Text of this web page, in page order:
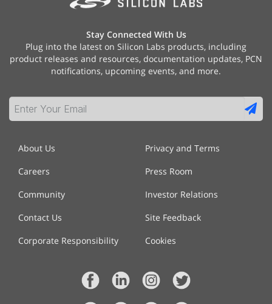
Stay Connected With Us
Plug into the latest on Silicon Labs products, including
product releases and resources, documentation updates, PCN
notifications, upcoming events, and more.
About Us
Careers
Community
Contact Us
Corporate Responsibility
Privacy and Terms
Press Room
Investor Relations
Site Feedback
Cookies